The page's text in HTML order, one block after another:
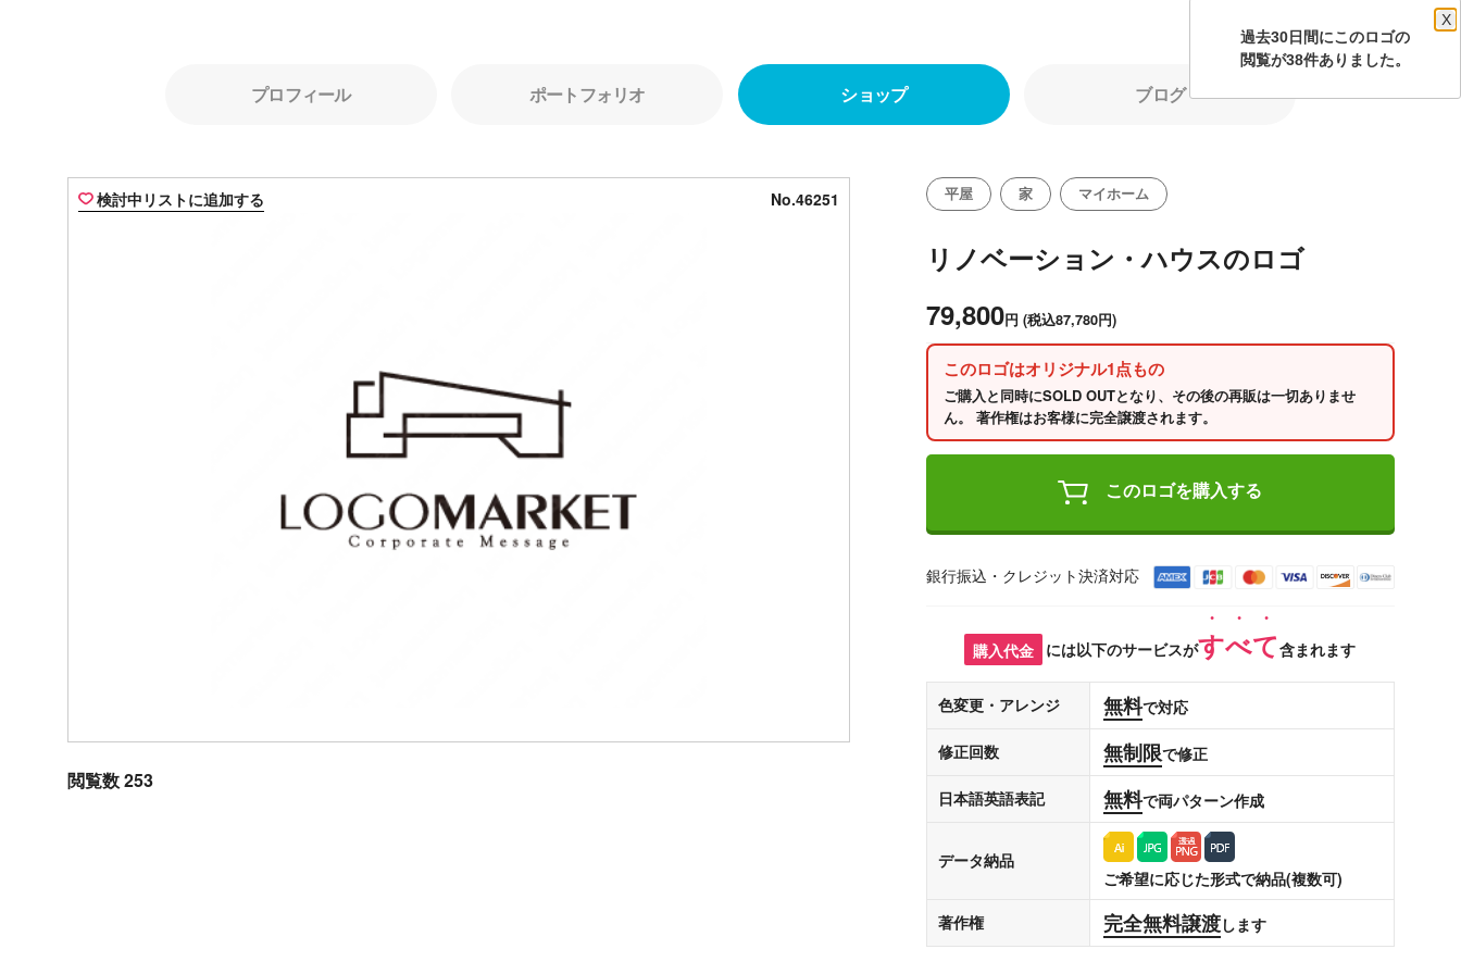
プロフィール ポートフォリオ ショップ ブログ
検討中リストに追加する No.46251
閲覧数 253
平屋 家 マイホーム
リノベーション・ハウスのロゴ
79,800円 (税込87,780円)
このロゴはオリジナル1点もの
ご購入と同時にSOLD OUTとなり、その後の再販は一切ありませ
ん。 著作権はお客様に完全譲渡されます。
このロゴを購入する
銀行振込・クレジット決済対応
購入代金 には以下のサービスがすべて含まれます
色変更・アレンジ 無料で対応
修正回数 無制限で修正
日本語英語表記 無料で両パターン作成
データ納品
ご希望に応じた形式で納品(複数可)
著作権
完全無料譲渡します
過去30日間にこのロゴの
X
閲覧が38件ありました。